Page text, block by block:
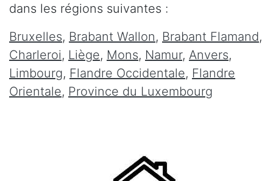
dans les régions suivantes :
Bruxelles, Brabant Wallon, Brabant Flamand,
Charleroi, Liège, Mons, Namur, Anvers,
Limbourg, Flandre Occidentale, Flandre
Orientale, Province du Luxembourg